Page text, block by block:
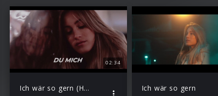
02:34
Ich wär so gern (HBz Remix) Ich wär so gern